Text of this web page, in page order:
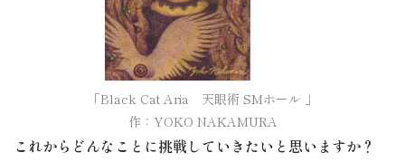
「Black Cat Aria　天眼術 SMホール 」
作：YOKO NAKAMURA
これからどんなことに挑戦していきたいと思いますか？